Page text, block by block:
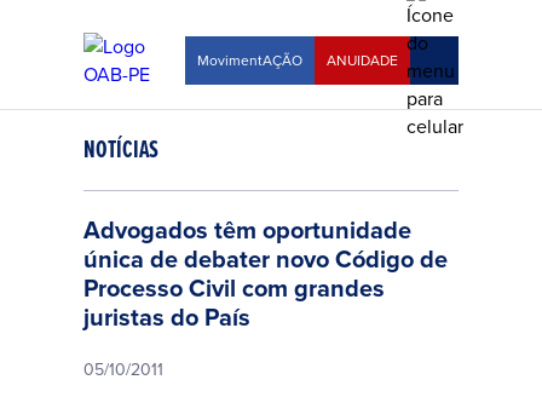
MovimentAÇÃO ANUIDADE
NOTÍCIAS
Advogados têm oportunidade
única de debater novo Código de
Processo Civil com grandes
juristas do País
05/10/2011